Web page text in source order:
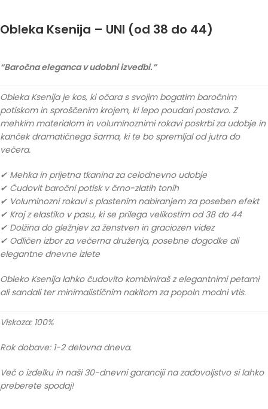
Obleka Ksenija – UNI (od 38 do 44)
“Baročna eleganca v udobni izvedbi.”
Obleka Ksenija je kos, ki očara s svojim bogatim baročnim
potiskom in sproščenim krojem, ki lepo poudari postavo. Z
mehkim materialom in voluminoznimi rokavi poskrbi za udobje in
kanček dramatičnega šarma, ki te bo spremljal od jutra do
večera.
✔ Mehka in prijetna tkanina za celodnevno udobje
✔ Čudovit baročni potisk v črno-zlatih tonih
✔ Voluminozni rokavi s plastenim nabiranjem za poseben efekt
✔ Kroj z elastiko v pasu, ki se prilega velikostim od 38 do 44
✔ Dolžina do gležnjev za ženstven in graciozen videz
✔ Odličen izbor za večerna druženja, posebne dogodke ali
elegantne dnevne izlete
Obleko Ksenija lahko čudovito kombiniraš z elegantnimi petami
ali sandali ter minimalističnim nakitom za popoln modni vtis.
Viskoza: 100%
Rok dobave: 1-2 delovna dneva.
Več o izdelku in naši 30-dnevni garanciji na zadovoljstvo si lahko
preberete spodaj!